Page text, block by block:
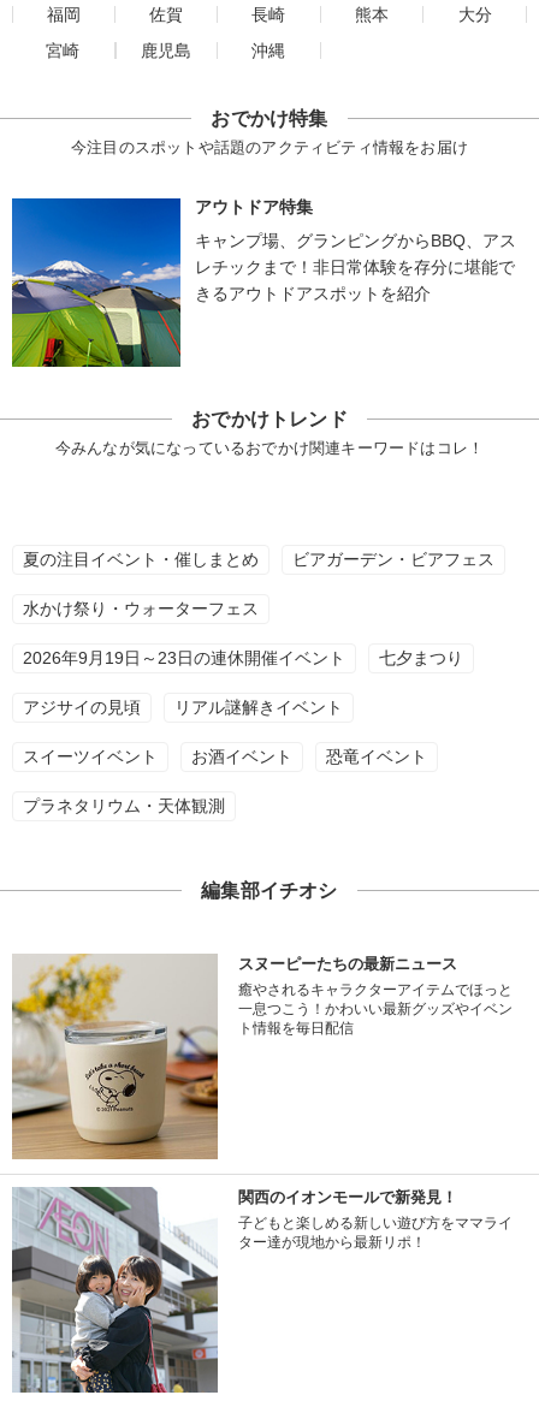
福岡
佐賀 長崎 熊本
大分
宮崎
鹿児島 沖縄
おでかけ特集
今注目のスポットや話題のアクティビティ情報をお届け
アウトドア特集
キャンプ場、グランピングからBBQ、アス
レチックまで！非日常体験を存分に堪能で
きるアウトドアスポットを紹介
おでかけトレンド
今みんなが気になっているおでかけ関連キーワードはコレ！
夏の注目イベント・催しまとめ ビアガーデン・ビアフェス
水かけ祭り・ウォーターフェス
2026年9月19日～23日の連休開催イベント 七夕まつり
アジサイの見頃 リアル謎解きイベント
スイーツイベント お酒イベント 恐竜イベント
プラネタリウム・天体観測
編集部イチオシ
スヌーピーたちの最新ニュース
癒やされるキャラクターアイテムでほっと
一息つこう！かわいい最新グッズやイベン
ト情報を毎日配信
関西のイオンモールで新発見！
子どもと楽しめる新しい遊び方をママライ
ター達が現地から最新リポ！